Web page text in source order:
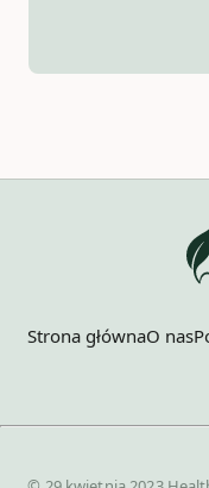
Strona głównaO nas